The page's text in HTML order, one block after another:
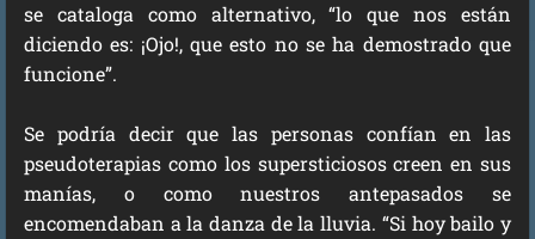
se cataloga como alternativo, “lo que nos están
diciendo es: ¡Ojo!, que esto no se ha demostrado que
funcione”.
Se podría decir que las personas confían en las
pseudoterapias como los supersticiosos creen en sus
manías, o como nuestros antepasados se
encomendaban a la danza de la lluvia. “Si hoy bailo y